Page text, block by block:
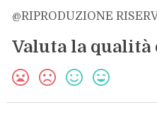
@RIPRODUZIONE
Valuta la